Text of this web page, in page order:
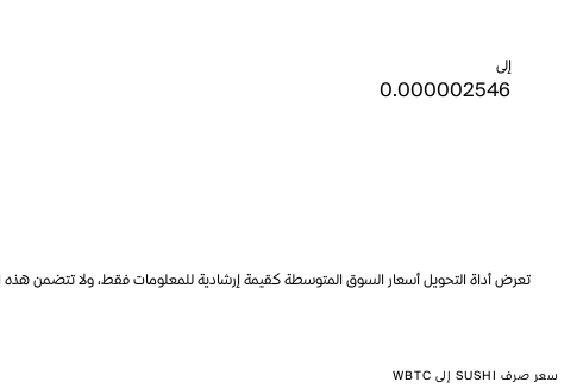
إلى
تعرض أداة التحويل أسعار السوق المتوسطة كقيمة إرشادية للمعلومات فقط، ولا تتضمن هذه
سعر صرف SUSHI إلى WBTC